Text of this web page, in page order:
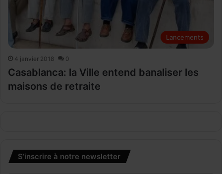
Lancements
4 janvier 2018 0
Casablanca: la Ville entend banaliser les
maisons de retraite
S’inscrire à notre newsletter